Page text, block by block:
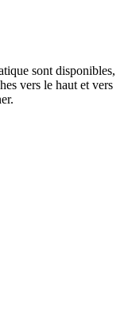
sont disponibles,
vers le haut et vers